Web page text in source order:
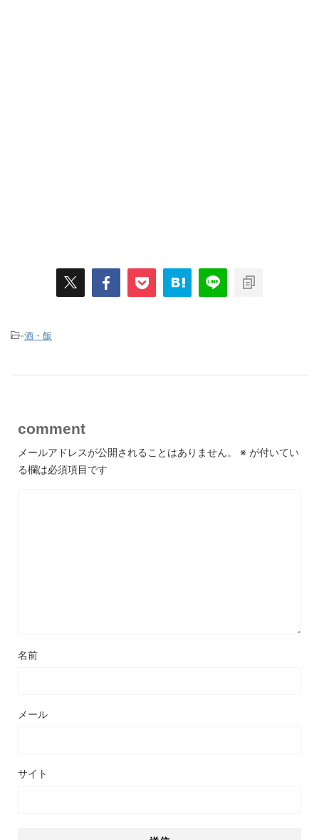
-酒・飯
comment
メールアドレスが公開されることはありません。 ※ が付いてい
る欄は必須項目です
名前
メール
サイト